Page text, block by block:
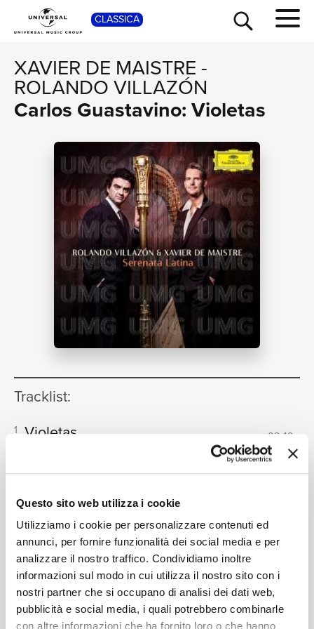
Questo sito web utilizza i cookie
Utilizziamo i cookie per personalizzare contenuti ed
annunci, per fornire funzionalità dei social media e per
analizzare il nostro traffico. Condividiamo inoltre
informazioni sul modo in cui utilizza il nostro sito con i
nostri partner che si occupano di analisi dei dati web,
pubblicità e social media, i quali potrebbero combinarle
con altre informazioni che ha fornito loro o che hanno
CLASSICA
XAVIER DE MAISTRE-
ROLANDO VILLAZÓN
Carlos Guastavino: Violetas
Tracklist:
1 Violetas
02:49
Formati disponibili:
Digitale eSingle Audio/Single Track HD
Instant Grat
Data di pubblicazione:28.08.2020
00028948395859
SHOP
TOUR
NEWS
RICERCA
CHI SIAMO
CONTATTI